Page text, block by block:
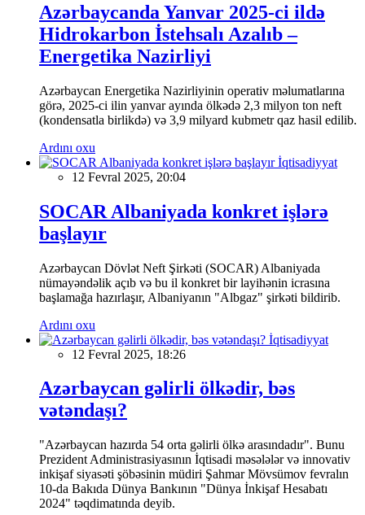
Azərbaycanda Yanvar 2025-ci ildə
Hidrokarbon İstehsalı Azalıb –
Energetika Nazirliyi
Azərbaycan Energetika Nazirliyinin operativ məlumatlarına
görə, 2025-ci ilin yanvar ayında ölkədə 2,3 milyon ton neft
(kondensatla birlikdə) və 3,9 milyard kubmetr qaz hasil edilib.
Ardını oxu
İqtisadiyyat
12 Fevral 2025, 20:04
SOCAR Albaniyada konkret işlərə
başlayır
Azərbaycan Dövlət Neft Şirkəti (SOCAR) Albaniyada
nümayəndəlik açıb və bu il konkret bir layihənin icrasına
başlamağa hazırlaşır, Albaniyanın "Albgaz" şirkəti bildirib.
Ardını oxu
İqtisadiyyat
12 Fevral 2025, 18:26
Azərbaycan gəlirli ölkədir, bəs
vətəndaşı?
"Azərbaycan hazırda 54 orta gəlirli ölkə arasındadır". Bunu
Prezident Administrasiyasının İqtisadi məsələlər və innovativ
inkişaf siyasəti şöbəsinin müdiri Şahmar Mövsümov fevralın
10-da Bakıda Dünya Bankının "Dünya İnkişaf Hesabatı
2024" təqdimatında deyib.